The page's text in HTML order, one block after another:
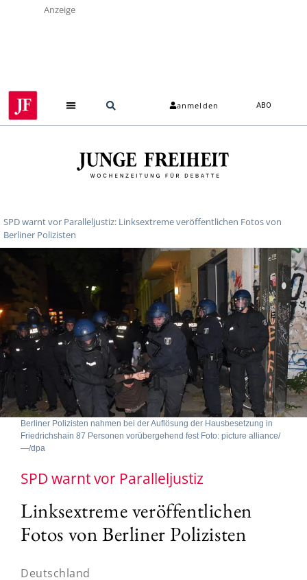
Anzeige
anmelden ABO
SPD warnt vor Paralleljustiz: Linksextreme veröffentlichen Fotos von
Berliner Polizisten
Berliner Polizisten nahmen bei der Auflösung der Hausbesetzung in
Friedrichshain 87 Personen vorübergehend fest Foto: picture alliance/
—/dpa
SPD warnt vor Paralleljustiz
Linksextreme veröffentlichen
Fotos von Berliner Polizisten
Deutschland